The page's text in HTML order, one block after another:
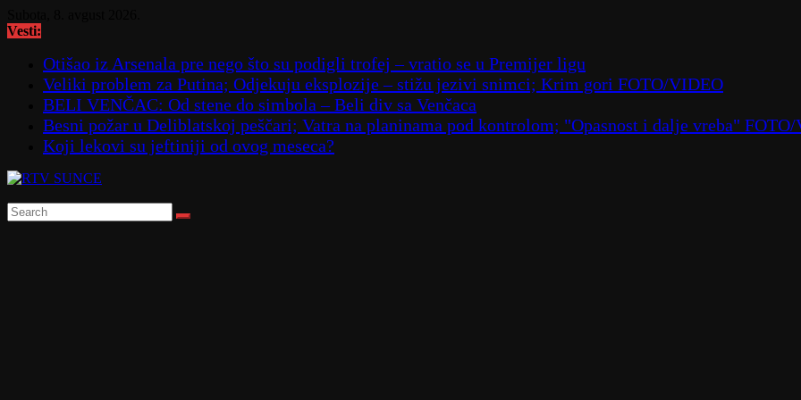
to
Vesti:
Otišao iz Arsenala pre nego što su podigli trofej – vratio se u Premijer ligu
Veliki problem za Putina; Odjekuju eksplozije – stižu jezivi snimci; Krim gori FOTO/VIDEO
BELI VENČAC: Od stene do simbola – Beli div sa Venčaca
Besni požar u Deliblatskoj peščari; Vatra na planinama pod kontrolom; "Opasnost i dalje vreba"
Koji lekovi su jeftiniji od ovog meseca?